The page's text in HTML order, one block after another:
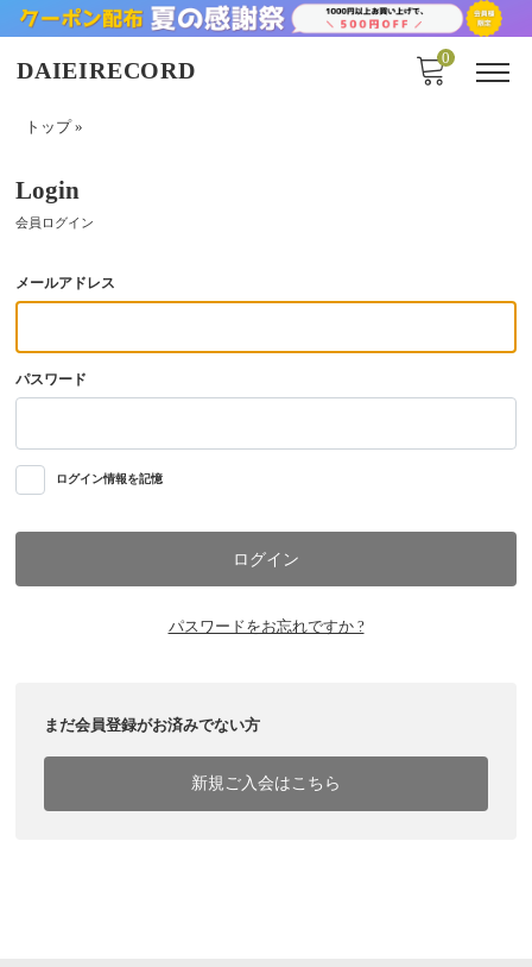
DAIEIRECORD 0
トップ»
Login
会員ログイン
メールアドレス
パスワード
ログイン情報を記憶
パスワードをお忘れですか ?
まだ会員登録がお済みでない方
新規ご入会はこちら